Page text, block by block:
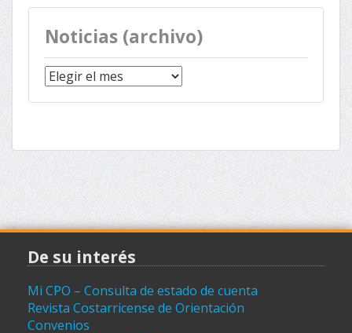
Noticias (archivo)
Noticias
(archivo)
De su interés
Mi CPO – Consulta de estado de cuenta
Revista Costarricense de Orientación
Convenios